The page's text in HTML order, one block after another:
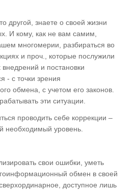
другой, знаете о своей жизни
И кому, как не вам самим,
многомерии, разбираться во
и проч., которые послужили
и постановки
- с точки зрения
обмена, с учетом его законов.
эти ситуации.
проводить себе коррекции –
необходимый уровень.
свои ошибки, уметь
обмен в своей
доступное лишь